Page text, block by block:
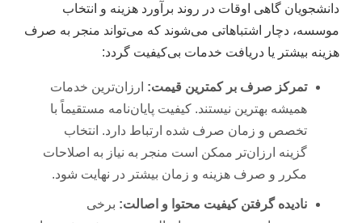
دانشجویان گاهی اوقات در روند برآورد هزینه و انتخاب
موسسه، دچار اشتباهاتی می‌شوند که می‌تواند منجر به صرف
هزینه بیشتر یا دریافت خدمات بی‌کیفیت گردد:
تمرکز صرف بر کمترین قیمت: ارزان‌ترین خدمات
همیشه بهترین نیستند. کیفیت پایان‌نامه مستقیماً با
تخصص و زمان صرف شده ارتباط دارد. انتخاب
گزینه ارزان‌تر ممکن است منجر به نیاز به اصلاحات
مکرر و صرف هزینه و زمان بیشتر در نهایت شود.
نادیده گرفتن کیفیت محتوا و اصالت: برخی